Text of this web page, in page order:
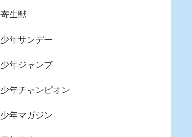
寄生獣
少年サンデー
少年ジャンプ
少年チャンピオン
少年マガジン